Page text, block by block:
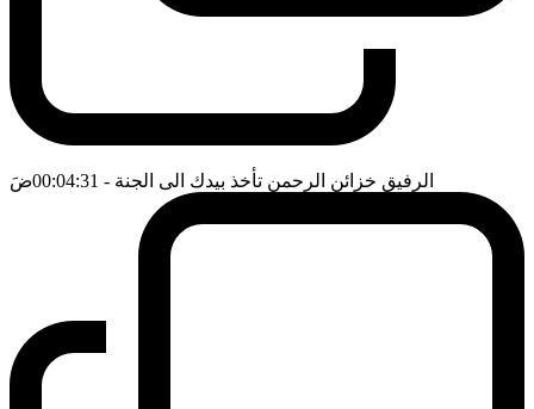
الرفيق خزائن الرحمن تأخذ بيدك الى الجنة - 00:04:31 ضَ